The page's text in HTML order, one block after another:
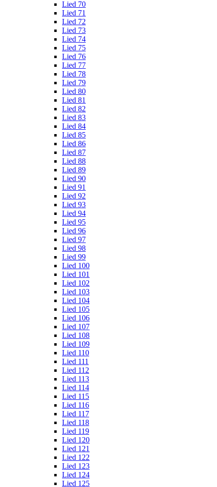
Lied 70
Lied 71
Lied 72
Lied 73
Lied 74
Lied 75
Lied 76
Lied 77
Lied 78
Lied 79
Lied 80
Lied 81
Lied 82
Lied 83
Lied 84
Lied 85
Lied 86
Lied 87
Lied 88
Lied 89
Lied 90
Lied 91
Lied 92
Lied 93
Lied 94
Lied 95
Lied 96
Lied 97
Lied 98
Lied 99
Lied 100
Lied 101
Lied 102
Lied 103
Lied 104
Lied 105
Lied 106
Lied 107
Lied 108
Lied 109
Lied 110
Lied 111
Lied 112
Lied 113
Lied 114
Lied 115
Lied 116
Lied 117
Lied 118
Lied 119
Lied 120
Lied 121
Lied 122
Lied 123
Lied 124
Lied 125